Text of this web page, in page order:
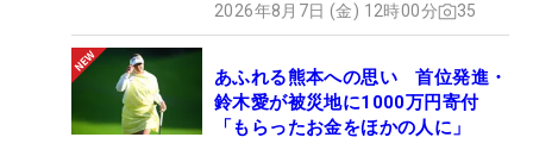
2026年8月7日 (金) 12時00分 35
あふれる熊本への思い 首位発進・
鈴木愛が被災地に1000万円寄付
「もらったお金をほかの人に」